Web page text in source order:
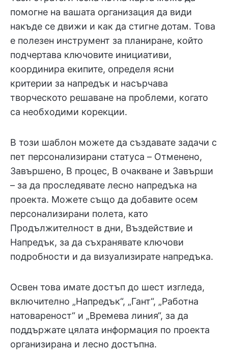
помогне на вашата организация да види
накъде се движи и как да стигне дотам. Това
е полезен инструмент за планиране, който
подчертава ключовите инициативи,
координира екипите, определя ясни
критерии за напредък и насърчава
творческото решаване на проблеми, когато
са необходими корекции.
В този шаблон можете да създавате задачи с
пет персонализирани статуса – Отменено,
Завършено, В процес, В очакване и Завърши
– за да проследявате лесно напредъка на
проекта. Можете също да добавите осем
персонализирани полета, като
Продължителност в дни, Въздействие и
Напредък, за да съхранявате ключови
подробности и да визуализирате напредъка.
Освен това имате достъп до шест изгледа,
включително „Напредък“, „Гант“, „Работна
натовареност“ и „Времева линия“, за да
поддържате цялата информация по проекта
организирана и лесно достъпна.